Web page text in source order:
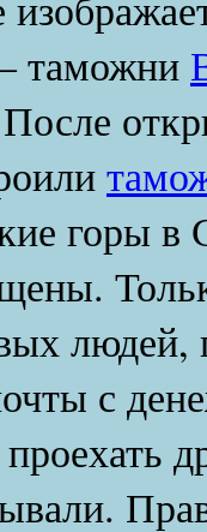
таможни
горы
людей,
с